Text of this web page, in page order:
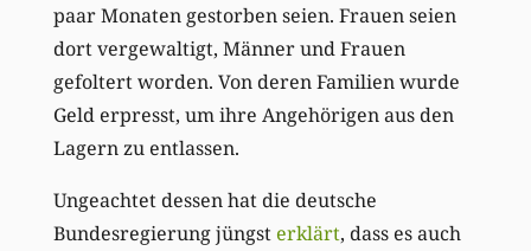
paar Monaten gestorben seien. Frauen seien
dort vergewaltigt, Männer und Frauen
gefoltert worden. Von deren Familien wurde
Geld erpresst, um ihre Angehörigen aus den
Lagern zu entlassen.
Ungeachtet dessen hat die deutsche
Bundesregierung jüngsterklärt, dass es auch